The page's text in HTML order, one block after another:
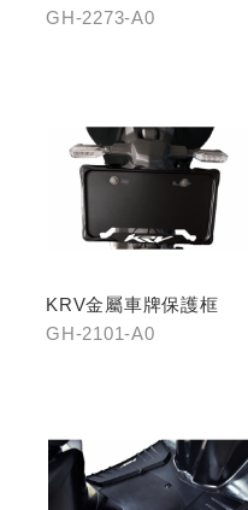
GH-2273-A0
KRV金屬車牌保護框
GH-2101-A0